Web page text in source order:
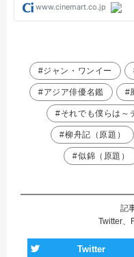
#ジャン・ワンイー
#アジア俳優名鑑 #
#それでも僕らは～
#柳舟記（原題）
#似錦（原題）
記
Twitter、
Twitter